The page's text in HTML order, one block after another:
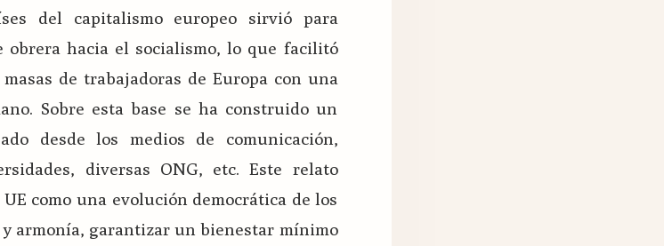
del capitalismo europeo sirvió para
hacia el socialismo, lo que facilitó
de trabajadoras de Europa con una
Sobre esta base se ha construido un
desde los medios de comunicación,
diversas ONG, etc. Este relato
como una evolución democrática de los
armonía, garantizar un bienestar mínimo